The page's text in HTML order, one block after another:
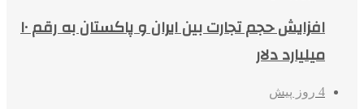
افزایش حجم تجارت بین ایران و پاکستان به رقم ۱۰
میلیارد دلار
4 روز پیش